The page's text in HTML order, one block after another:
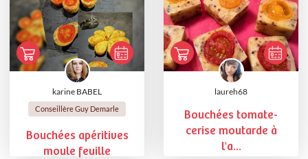
karine BABEL
Conseillère Guy Demarle
Bouchées apéritives
moule feuille
laureh68
Bouchées tomate-
cerise moutarde à
l'a...